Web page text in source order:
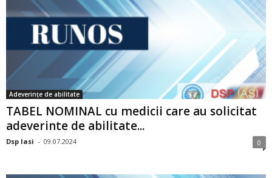
Adeverințe de abilitate
TABEL NOMINAL cu medicii care au solicitat
adeverinte de abilitate...
Dsp Iasi - 09.07.2024 0